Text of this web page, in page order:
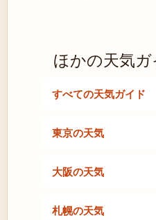
ほかの天気ガ
すべての天気ガイド
東京の天気
大阪の天気
札幌の天気